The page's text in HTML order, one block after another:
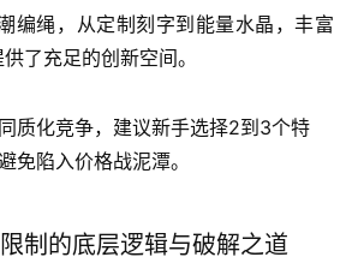
编绳，从定制刻字到能量水晶，丰富
了充足的创新空间。
质化竞争，建议新手选择2到3个特
免陷入价格战泥潭。
制的底层逻辑与破解之道